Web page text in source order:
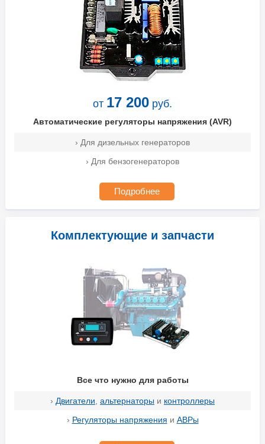
от 17 200 руб.
Автоматические регуляторы напряжения (AVR)
› Для дизельных генераторов
› Для бензогенераторов
Подробнее
Комплектующие и запчасти
Все что нужно для работы
› Двигатели альтернаторы и контроллеры
› Регуляторы напряжения и АВРы